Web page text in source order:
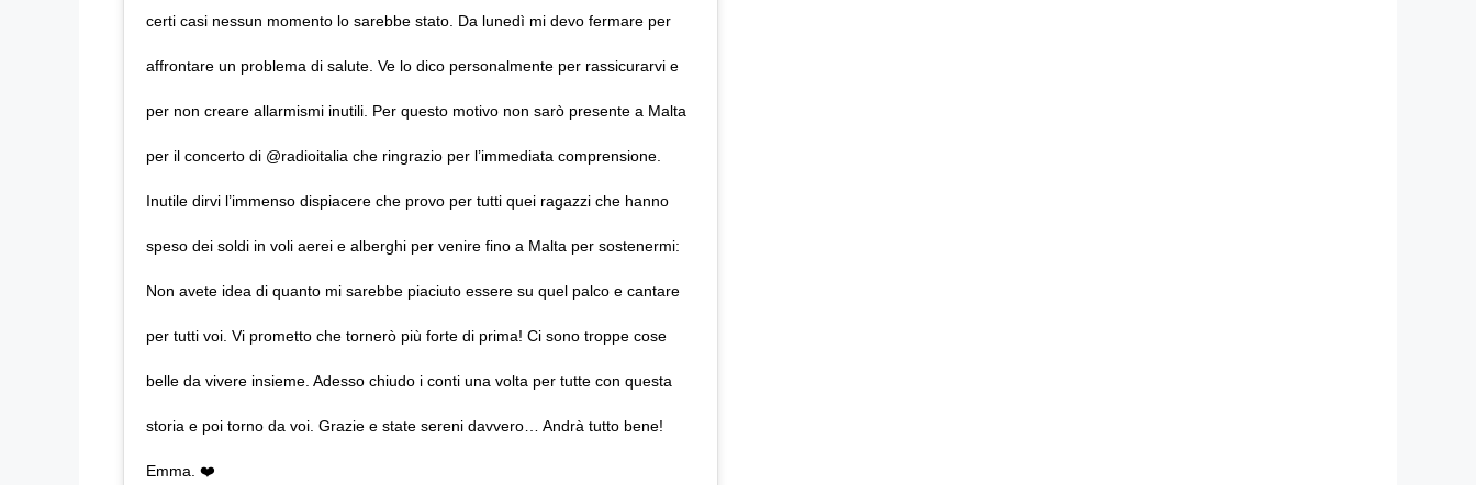
certi casi nessun momento lo sarebbe stato. Da lunedì mi devo fermare per
affrontare un problema di salute. Ve lo dico personalmente per rassicurarvi e
per non creare allarmismi inutili. Per questo motivo non sarò presente a Malta
per il concerto di @radioitalia che ringrazio per l’immediata comprensione.
Inutile dirvi l’immenso dispiacere che provo per tutti quei ragazzi che hanno
speso dei soldi in voli aerei e alberghi per venire fino a Malta per sostenermi:
Non avete idea di quanto mi sarebbe piaciuto essere su quel palco e cantare
per tutti voi. Vi prometto che tornerò più forte di prima! Ci sono troppe cose
belle da vivere insieme. Adesso chiudo i conti una volta per tutte con questa
storia e poi torno da voi. Grazie e state sereni davvero… Andrà tutto bene!
Emma. ❤️